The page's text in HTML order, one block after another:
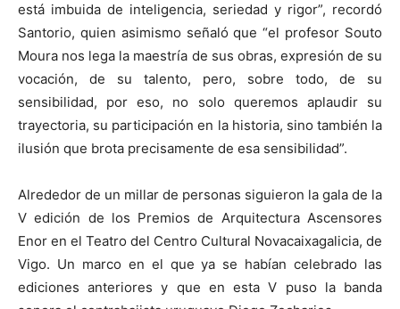
está imbuida de inteligencia, seriedad y rigor”, recordó
Santorio, quien asimismo señaló que “el profesor Souto
Moura nos lega la maestría de sus obras, expresión de su
vocación, de su talento, pero, sobre todo, de su
sensibilidad, por eso, no solo queremos aplaudir su
trayectoria, su participación en la historia, sino también la
ilusión que brota precisamente de esa sensibilidad”.
Alrededor de un millar de personas siguieron la gala de la
V edición de los Premios de Arquitectura Ascensores
Enor en el Teatro del Centro Cultural Novacaixagalicia, de
Vigo. Un marco en el que ya se habían celebrado las
ediciones anteriores y que en esta V puso la banda